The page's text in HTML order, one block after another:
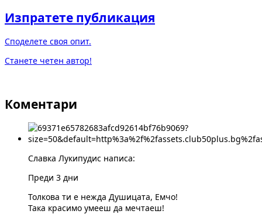
Изпратете публикация
Споделете своя опит.
Станете четен автор!
Коментари
Славка Лукипудис написа:
Преди 3 дни
Толкова ти е нежда Душицата, Емчо!
Така красимо умееш да мечтаеш!